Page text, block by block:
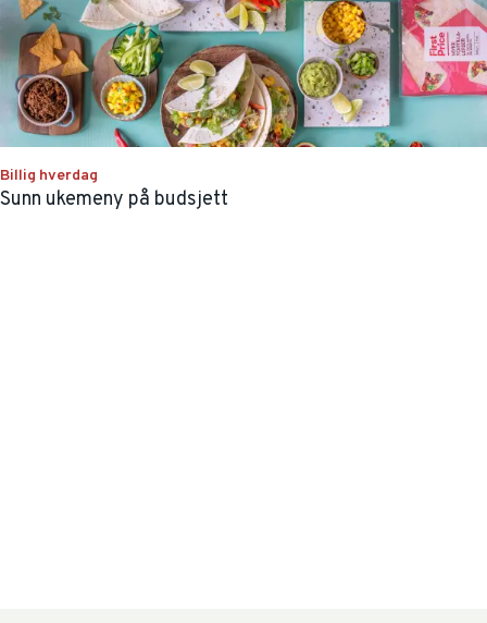
Billig hverdag
Sunn ukemeny på budsjett